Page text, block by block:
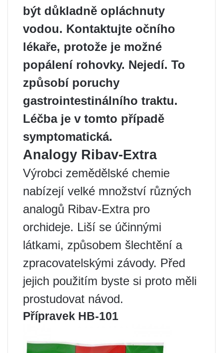
být důkladně opláchnuty
vodou. Kontaktujte očního
lékaře, protože je možné
popálení rohovky. Nejedí. To
způsobí poruchy
gastrointestinálního traktu.
Léčba je v tomto případě
symptomatická.
Analogy Ribav-Extra
Výrobci zemědělské chemie
nabízejí velké množství různých
analogů Ribav-Extra pro
orchideje. Liší se účinnými
látkami, způsobem šlechtění a
zpracovatelskými závody. Před
jejich použitím byste si proto měli
prostudovat návod.
Přípravek HB-101